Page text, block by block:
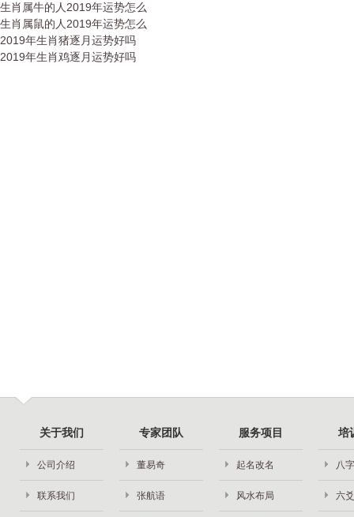
生肖属牛的人2019年运势怎么
生肖属鼠的人2019年运势怎么
2019年生肖猪逐月运势好吗
2019年生肖鸡逐月运势好吗
关于我们
公司介绍
联系我们
专家团队
董易奇
张航语
服务项目
起名改名
风水布局
培
八
六